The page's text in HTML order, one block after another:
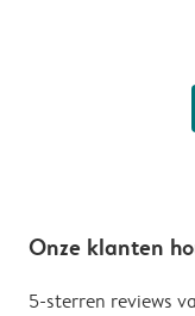
Onze klanten
5-sterren reviews